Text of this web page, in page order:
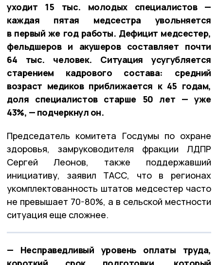
уходит 15 тыс. молодых специалистов —
каждая пятая медсестра увольняется
в первый же год работы. Дефицит медсестер,
фельдшеров и акушеров составляет почти
64 тыс. человек. Ситуация усугубляется
старением кадрового состава: средний
возраст медиков приближается к 45 годам,
доля специалистов старше 50 лет — уже
43%, — подчеркнул он.
Председатель комитета Госдумы по охране
здоровья, замруководителя фракции ЛДПР
Сергей Леонов, также поддержавший
инициативу, заявил ТАСС, что в регионах
укомплектованность штатов медсестер часто
не превышает 70-80%, а в сельской местности
ситуация еще сложнее.
— Несправедливый уровень оплаты труда,